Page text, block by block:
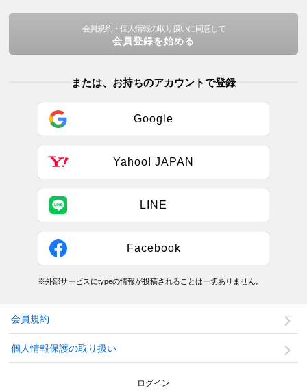
会員規約・個人情報の取り扱いに同意して
会員登録を始める
または、お持ちのアカウントで登録
Google
Yahoo! JAPAN
LINE
Facebook
※外部サービスにtypeの情報が投稿されることは一切ありません。
会員規約
個人情報保護の取り扱い
ログイン